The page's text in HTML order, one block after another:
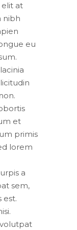
elit at
nibh
eu
et
primis
lorem
a
sem,
est.